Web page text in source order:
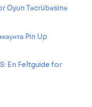
Oyun Təcrübəsinə
Pin Up
En Feltguide for